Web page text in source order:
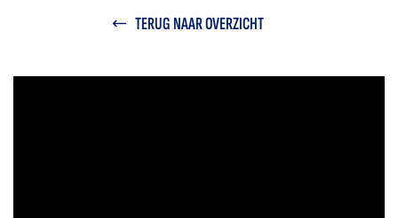
TERUG NAAR OVERZICHT